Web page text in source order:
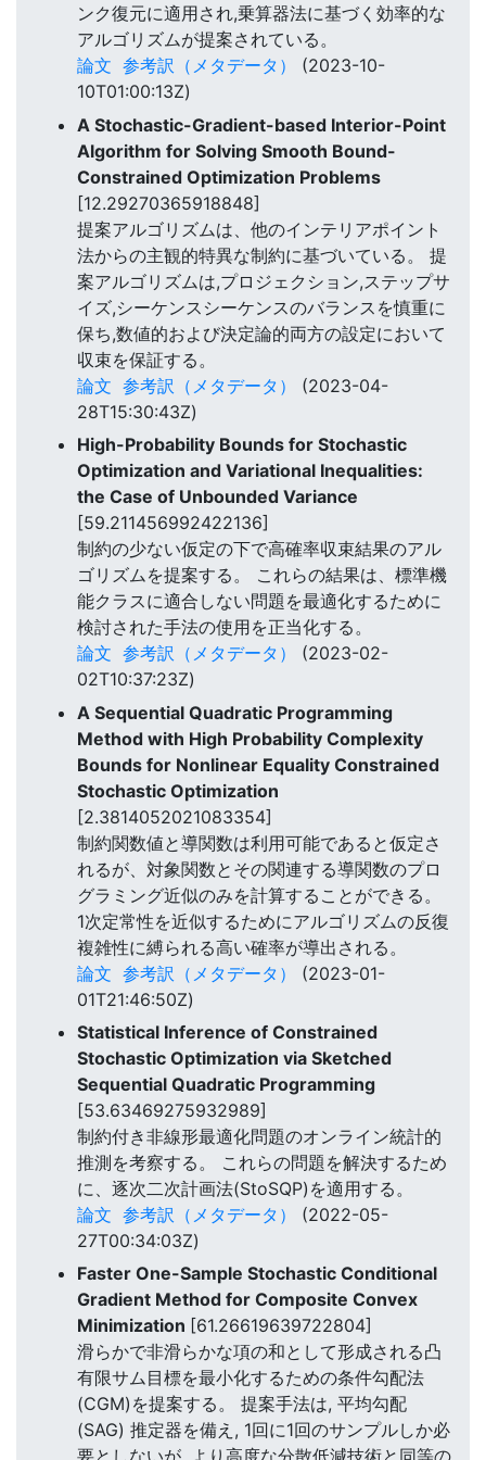
ンク復元に適用され,乗算器法に基づく効率的な
アルゴリズムが提案されている。
論文 参考訳（メタデータ）
(2023-10-
10T01:00:13Z)
A Stochastic-Gradient-based Interior-Point
Algorithm for Solving Smooth Bound-
Constrained Optimization Problems
[12.29270365918848]
提案アルゴリズムは、他のインテリアポイント
法からの主観的特異な制約に基づいている。 提
案アルゴリズムは,プロジェクション,ステップサ
イズ,シーケンスシーケンスのバランスを慎重に
保ち,数値的および決定論的両方の設定において
収束を保証する。
論文 参考訳（メタデータ）
(2023-04-
28T15:30:43Z)
High-Probability Bounds for Stochastic
Optimization and Variational Inequalities:
the Case of Unbounded Variance
[59.211456992422136]
制約の少ない仮定の下で高確率収束結果のアル
ゴリズムを提案する。 これらの結果は、標準機
能クラスに適合しない問題を最適化するために
検討された手法の使用を正当化する。
論文 参考訳（メタデータ）
(2023-02-
02T10:37:23Z)
A Sequential Quadratic Programming
Method with High Probability Complexity
Bounds for Nonlinear Equality Constrained
Stochastic Optimization
[2.3814052021083354]
制約関数値と導関数は利用可能であると仮定さ
れるが、対象関数とその関連する導関数のプロ
グラミング近似のみを計算することができる。
1次定常性を近似するためにアルゴリズムの反復
複雑性に縛られる高い確率が導出される。
論文 参考訳（メタデータ）
(2023-01-
01T21:46:50Z)
Statistical Inference of Constrained
Stochastic Optimization via Sketched
Sequential Quadratic Programming
[53.63469275932989]
制約付き非線形最適化問題のオンライン統計的
推測を考察する。 これらの問題を解決するため
に、逐次二次計画法(StoSQP)を適用する。
論文 参考訳（メタデータ）
(2022-05-
27T00:34:03Z)
Faster One-Sample Stochastic Conditional
Gradient Method for Composite Convex
Minimization [61.26619639722804]
滑らかで非滑らかな項の和として形成される凸
有限サム目標を最小化するための条件勾配法
(CGM)を提案する。 提案手法は, 平均勾配
(SAG) 推定器を備え, 1回に1回のサンプルしか必